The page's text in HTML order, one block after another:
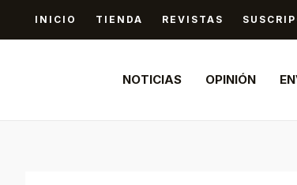
INICIO TIENDA REVISTAS
NOTICIAS OPINIÓN